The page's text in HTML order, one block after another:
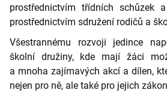
prostřednictvím třídních schůzek
prostřednictvím sdružení rodičů a
Všestrannému rozvoji jedince
školní družiny, kde mají žáci
a mnoha zajímavých akcí a dílen,
nejen pro ně, ale také pro jejich